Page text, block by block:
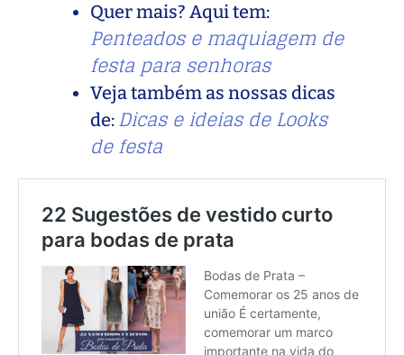
Quer mais? Aqui tem:
Penteados e maquiagem de
festa para senhoras
Veja também as nossas dicas
de: Dicas e ideias de Looks
de festa